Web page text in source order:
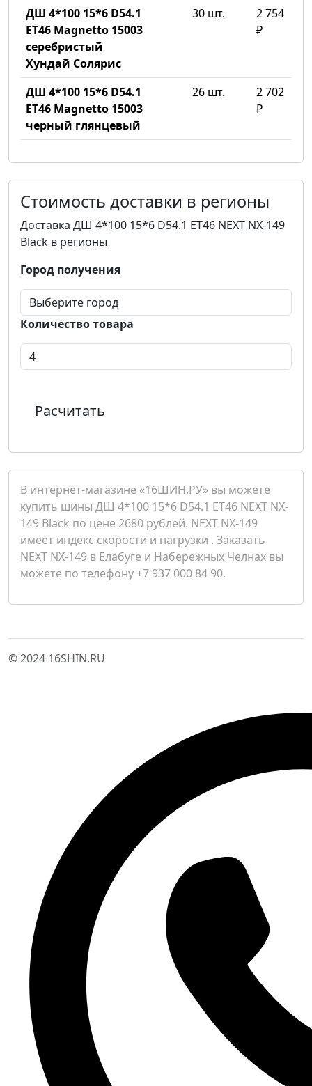
ДШ 4*100 15*6 D54.1
ET46 Magnetto 15003
серебристый
Хундай Солярис
30 шт.
2 754
₽
ДШ 4*100 15*6 D54.1
ET46 Magnetto 15003
черный глянцевый
26 шт.
2 702
₽
Стоимость доставки в регионы
Доставка ДШ 4*100 15*6 D54.1 ET46 NEXT NX-149
Black в регионы
Город получения
Количество товара
Расчитать
В интернет-магазине «16ШИН.РУ» вы можете
купить шины ДШ 4*100 15*6 D54.1 ET46 NEXT NX-
149 Black по цене 2680 рублей. NEXT NX-149
имеет индекс скорости и нагрузки . Заказать
NEXT NX-149 в Елабуге и Набережных Челнах вы
можете по телефону +7 937 000 84 90.
© 2024 16SHIN.RU